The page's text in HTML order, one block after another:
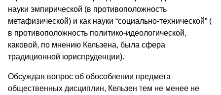
науки эмпирической (в противоположность
метафизической) и как науки “социально-технической” (
в противоположность политико-идеологической,
каковой, по мнению Кельзена, была сфера
традиционной юриспруденции).
Обсуждая вопрос об обособлении предмета
общественных дисциплин, Кельзен тем не менее не